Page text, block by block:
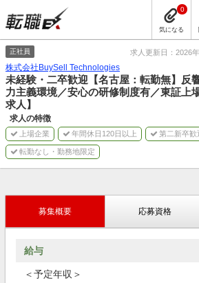
気になる
0
正社員 求人更新日：2026
株式会社BuySell Technologies
未経験・二卒歓迎【名古屋：転勤無】反
力主義環境／安心の研修制度有／東証上
求人】
求人の特徴
上場企業 年間休日120日以上 第二新卒歓
転勤なし・勤務地限定
募集概要 応募資格
給与
＜予定年収＞